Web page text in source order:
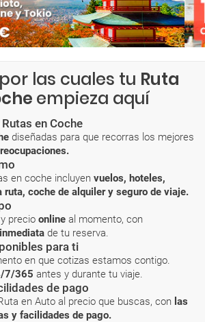
las cuales tu Ruta
empieza aquí
en Coche
diseñadas para que recorras los mejores
en coche incluyen vuelos, hoteles,
ruta, coche de alquiler y seguro de viaje.
precio online al momento, con
de tu reserva.
para ti
en que cotizas estamos contigo.
7/365 antes y durante tu viaje.
de pago
en Auto al precio que buscas, con las
y facilidades de pago.